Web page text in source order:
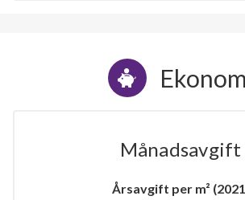
Månadsavgift
Årsavgift per m²